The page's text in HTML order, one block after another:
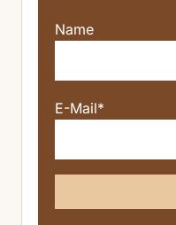
Name
E-Mail*